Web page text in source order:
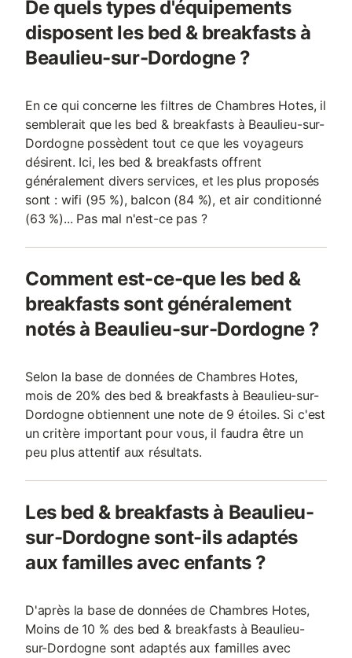
De quels types d'équipements
disposent les bed & breakfasts à
Beaulieu-sur-Dordogne ?
En ce qui concerne les filtres de Chambres Hotes, il
semblerait que les bed & breakfasts à Beaulieu-sur-
Dordogne possèdent tout ce que les voyageurs
désirent. Ici, les bed & breakfasts offrent
généralement divers services, et les plus proposés
sont : wifi (95 %), balcon (84 %), et air conditionné
(63 %)... Pas mal n'est-ce pas ?
Comment est-ce-que les bed &
breakfasts sont généralement
notés à Beaulieu-sur-Dordogne ?
Selon la base de données de Chambres Hotes,
mois de 20% des bed & breakfasts à Beaulieu-sur-
Dordogne obtiennent une note de 9 étoiles. Si c'est
un critère important pour vous, il faudra être un
peu plus attentif aux résultats.
Les bed & breakfasts à Beaulieu-
sur-Dordogne sont-ils adaptés
aux familles avec enfants ?
D'après la base de données de Chambres Hotes,
Moins de 10 % des bed & breakfasts à Beaulieu-
sur-Dordogne sont adaptés aux familles avec